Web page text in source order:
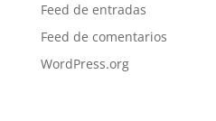
Feed de entradas
Feed de comentarios
WordPress.org